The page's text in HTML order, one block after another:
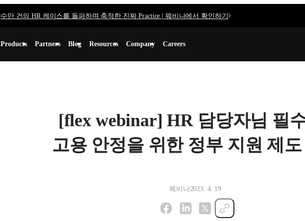
수만 건의 HR 케이스를 돌파하며 축적한 진짜 Practice | 웨비나에서 확인하기
Products Partners Blog Resources Company Careers
[flex webinar] HR 담당자님 필
고용 안정을 위한 정부 지원 제
웨비나2023. 4. 19